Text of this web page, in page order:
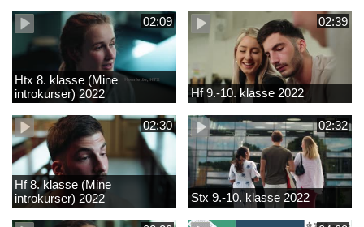
02:09
Htx 8. klasse (Mine
introkurser) 2022
02:39
Hf 9.-10. klasse 2022
02:30
Hf 8. klasse (Mine
introkurser) 2022
02:32
Stx 9.-10. klasse 2022